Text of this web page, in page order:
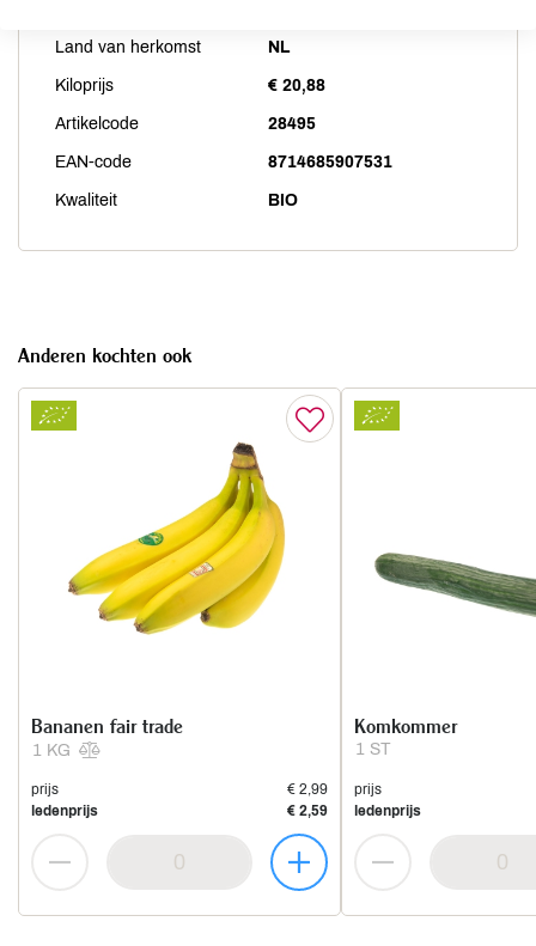
Land van herkomst NL
Kiloprijs € 20,88
Artikelcode 28495
EAN-code 8714685907531
Kwaliteit BIO
Anderen kochten ook
1 KG
Bananen fair trade
prijs
€ 2,99
ledenprijs
€ 2,59
1 ST
Komkommer
prijs
ledenprijs